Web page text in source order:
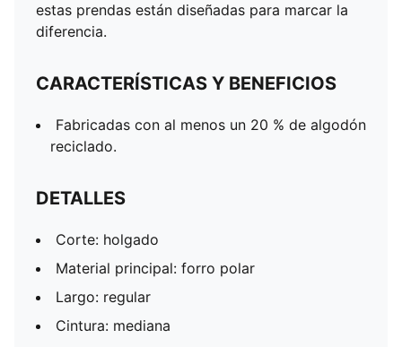
estas prendas están diseñadas para marcar la
diferencia.
CARACTERÍSTICAS Y BENEFICIOS
Fabricadas con al menos un 20 % de algodón
reciclado.
DETALLES
Corte: holgado
Material principal: forro polar
Largo: regular
Cintura: mediana